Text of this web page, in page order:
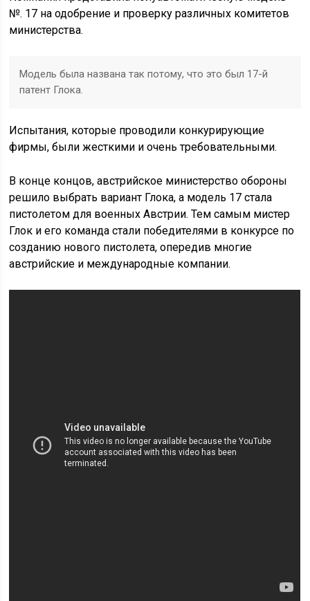
№. 17 на одобрение и проверку различных комитетов
министерства.
Модель была названа так потому, что это был 17-й
патент Глока.
Испытания, которые проводили конкурирующие
фирмы, были жесткими и очень требовательными.
В конце концов, австрийское министерство обороны
решило выбрать вариант Глока, а модель 17 стала
пистолетом для военных Австрии. Тем самым мистер
Глок и его команда стали победителями в конкурсе по
созданию нового пистолета, опередив многие
австрийские и международные компании.